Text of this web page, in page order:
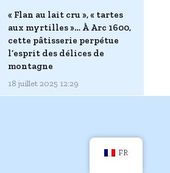
« Flan au lait cru », « tartes
aux myrtilles »… À Arc 1600,
cette pâtisserie perpétue
l’esprit des délices de
montagne
18 juillet 2025 12:29
FR